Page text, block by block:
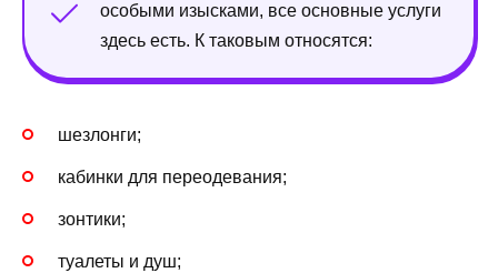
особыми изысками, все основные услуги
здесь есть. К таковым относятся:
шезлонги;
кабинки для переодевания;
зонтики;
туалеты и душ;